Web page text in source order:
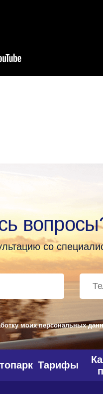
со
моих персональных
Тарифы